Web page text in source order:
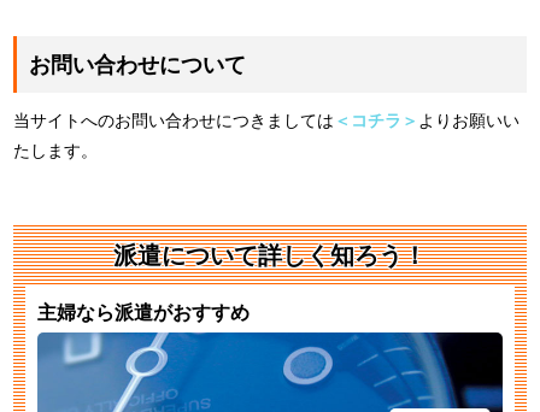
お問い合わせについて
当サイトへのお問い合わせにつきましては ＜コチラ＞ よりお願いい
たします。
派遣について詳しく知ろう！
主婦なら派遣がおすすめ